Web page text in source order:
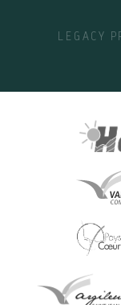
LEGACY